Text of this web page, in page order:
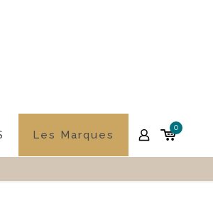
Les Marques
0